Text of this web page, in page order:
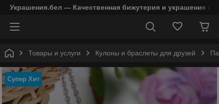
Украшения.бел — Качественная бижутерия и украшения в
Товары и услуги Кулоны и браслеты для друзей
Супер Хит